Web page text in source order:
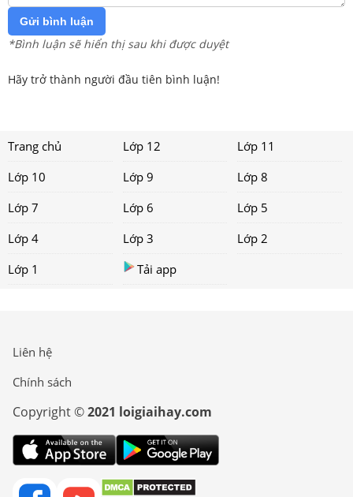
Gửi bình luận
*Bình luận sẽ hiển thị sau khi được duyệt
Hãy trở thành người đầu tiên bình luận!
Trang chủ Lớp 12
Lớp 11
Lớp 10
Lớp 9
Lớp 8
Lớp 7
Lớp 6
Lớp 5
Lớp 4
Lớp 3
Lớp 2
Lớp 1
Tải app
Liên hệ
Chính sách
Copyright ©2021 loigiaihay.com